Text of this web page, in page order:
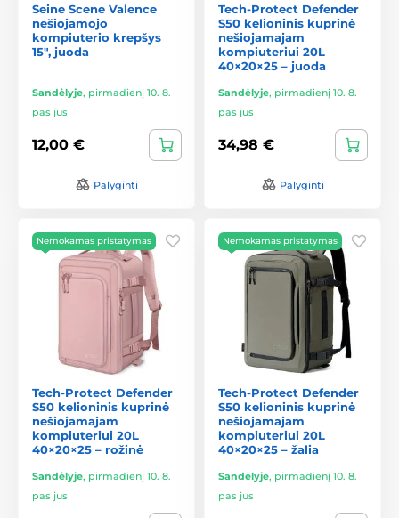
Seine Scene Valence
nešiojamojo
kompiuterio krepšys
15", juoda
Sandėlyje, pirmadienį 10. 8.
pas jus
12,00 €
Palyginti
Tech-Protect Defender
S50 kelioninis kuprinė
nešiojamajam
kompiuteriui 20L
40×20×25 – juoda
Sandėlyje, pirmadienį 10. 8.
pas jus
34,98 €
Palyginti
Nemokamas pristatymas
Tech-Protect Defender
S50 kelioninis kuprinė
nešiojamajam
kompiuteriui 20L
40×20×25 – rožinė
Sandėlyje, pirmadienį 10. 8.
pas jus
Nemokamas pristatymas
Tech-Protect Defender
S50 kelioninis kuprinė
nešiojamajam
kompiuteriui 20L
40×20×25 – žalia
Sandėlyje, pirmadienį 10. 8.
pas jus